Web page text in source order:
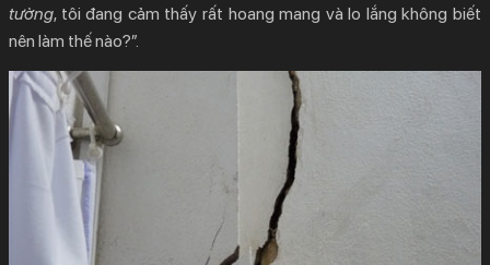
tường, tôi đang cảm thấy rất hoang mang và lo lắng không biết
nên làm thế nào?”.